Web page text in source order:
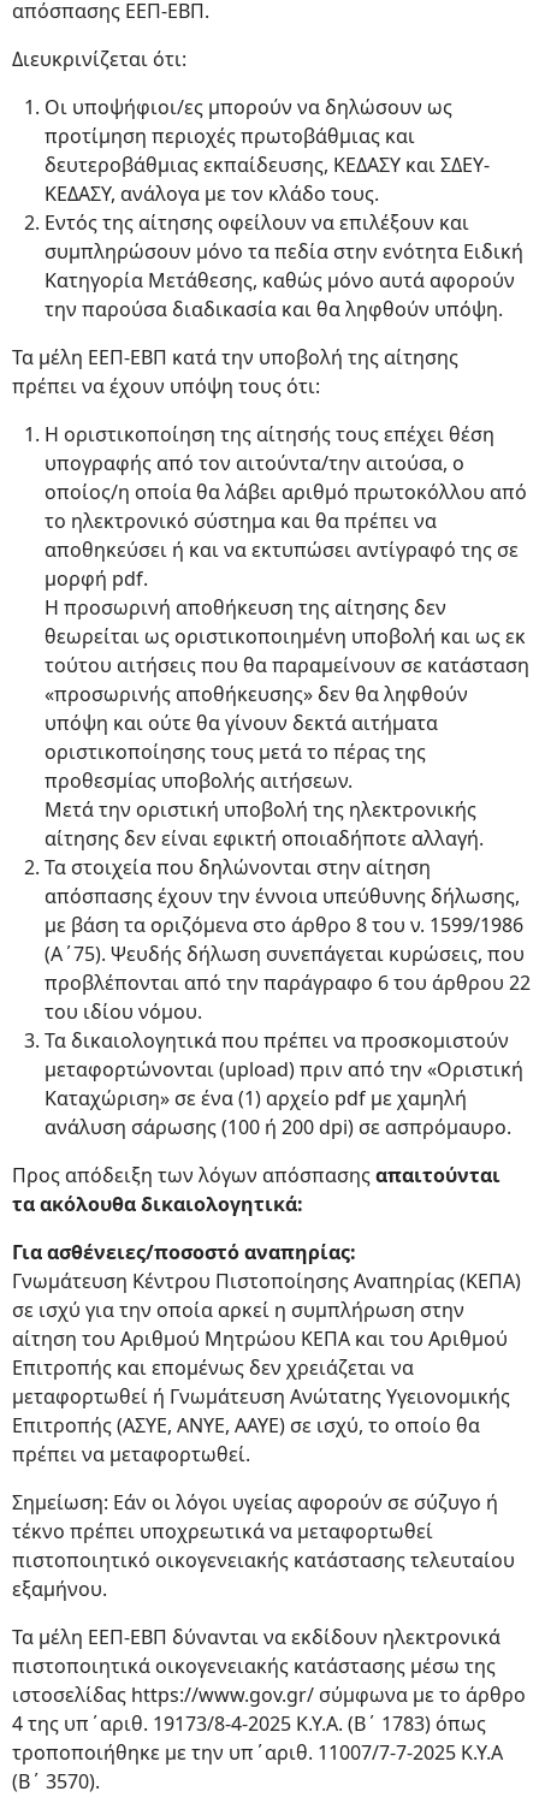
απόσπασης ΕΕΠ-ΕΒΠ.
Διευκρινίζεται ότι:
Οι υποψήφιοι/ες μπορούν να δηλώσουν ως
προτίμηση περιοχές πρωτοβάθμιας και
δευτεροβάθμιας εκπαίδευσης, ΚΕΔΑΣΥ και ΣΔΕΥ-
ΚΕΔΑΣΥ, ανάλογα με τον κλάδο τους.
Εντός της αίτησης οφείλουν να επιλέξουν και
συμπληρώσουν μόνο τα πεδία στην ενότητα Ειδική
Κατηγορία Μετάθεσης, καθώς μόνο αυτά αφορούν
την παρούσα διαδικασία και θα ληφθούν υπόψη.
Τα μέλη ΕΕΠ-ΕΒΠ κατά την υποβολή της αίτησης
πρέπει να έχουν υπόψη τους ότι:
Η οριστικοποίηση της αίτησής τους επέχει θέση
υπογραφής από τον αιτούντα/την αιτούσα, ο
οποίος/η οποία θα λάβει αριθμό πρωτοκόλλου από
το ηλεκτρονικό σύστημα και θα πρέπει να
αποθηκεύσει ή και να εκτυπώσει αντίγραφό της σε
μορφή pdf.
Η προσωρινή αποθήκευση της αίτησης δεν
θεωρείται ως οριστικοποιημένη υποβολή και ως εκ
τούτου αιτήσεις που θα παραμείνουν σε κατάσταση
«προσωρινής αποθήκευσης» δεν θα ληφθούν
υπόψη και ούτε θα γίνουν δεκτά αιτήματα
οριστικοποίησης τους μετά το πέρας της
προθεσμίας υποβολής αιτήσεων.
Μετά την οριστική υποβολή της ηλεκτρονικής
αίτησης δεν είναι εφικτή οποιαδήποτε αλλαγή.
Τα στοιχεία που δηλώνονται στην αίτηση
απόσπασης έχουν την έννοια υπεύθυνης δήλωσης,
με βάση τα οριζόμενα στο άρθρο 8 του ν. 1599/1986
(Α΄75). Ψευδής δήλωση συνεπάγεται κυρώσεις, που
προβλέπονται από την παράγραφο 6 του άρθρου 22
του ιδίου νόμου.
Τα δικαιολογητικά που πρέπει να προσκομιστούν
μεταφορτώνονται (upload) πριν από την «Οριστική
Καταχώριση» σε ένα (1) αρχείο pdf με χαμηλή
ανάλυση σάρωσης (100 ή 200 dpi) σε ασπρόμαυρο.
Προς απόδειξη των λόγων απόσπασηςαπαιτούνται
τα ακόλουθα δικαιολογητικά:
Για ασθένειες/ποσοστό αναπηρίας:
Γνωμάτευση Κέντρου Πιστοποίησης Αναπηρίας (ΚΕΠΑ)
σε ισχύ για την οποία αρκεί η συμπλήρωση στην
αίτηση του Αριθμού Μητρώου ΚΕΠΑ και του Αριθμού
Επιτροπής και επομένως δεν χρειάζεται να
μεταφορτωθεί ή Γνωμάτευση Ανώτατης Υγειονομικής
Επιτροπής (ΑΣΥΕ, ΑΝΥΕ, ΑΑΥΕ) σε ισχύ, το οποίο θα
πρέπει να μεταφορτωθεί.
Σημείωση: Εάν οι λόγοι υγείας αφορούν σε σύζυγο ή
τέκνο πρέπει υποχρεωτικά να μεταφορτωθεί
πιστοποιητικό οικογενειακής κατάστασης τελευταίου
εξαμήνου.
Τα μέλη ΕΕΠ-ΕΒΠ δύνανται να εκδίδουν ηλεκτρονικά
πιστοποιητικά οικογενειακής κατάστασης μέσω της
ιστοσελίδας https://www.gov.gr/ σύμφωνα με το άρθρο
4 της υπ΄αριθ. 19173/8-4-2025 Κ.Υ.Α. (Β΄ 1783) όπως
τροποποιήθηκε με την υπ΄αριθ. 11007/7-7-2025 Κ.Υ.Α
(Β΄ 3570).